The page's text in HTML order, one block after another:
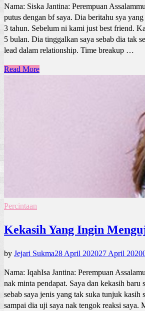
Nama: Siska Jantina: Perempuan
putus dengan bf saya. Dia beritahu sya
3 tahun. Sebelum ni kami just best friend.
5 bulan. Dia tinggalkan saya sebab dia tak
lead dalam relationship. Time breakup …
Read More
Percintaan
Kekasih Yang Ingin
by Jejari Sukma28 April 202027 April 2020
Nama: IqahIsa Jantina: Perempuan
nak minta pendapat. Saya dan kekasih baru
sebab saya jenis yang tak suka tunjuk kasih
sampai dia uji saya nak tengok reaksi saya.